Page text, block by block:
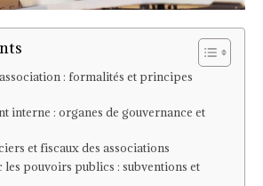
: formalités et principes
interne : organes de gouvernance et
et fiscaux des associations
les pouvoirs publics : subventions et